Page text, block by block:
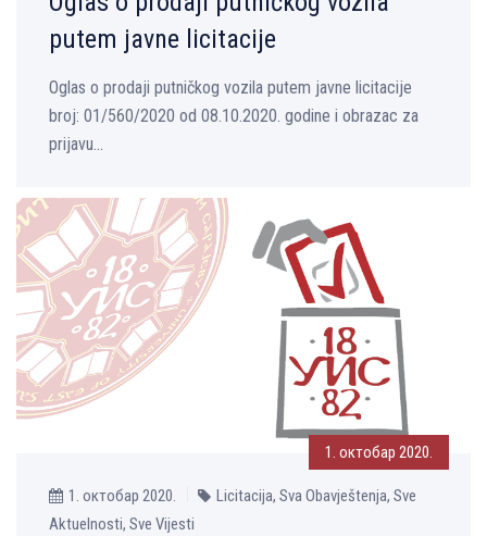
putem javne licitacije
Oglas o prodaji putničkog vozila putem javne licitacije
broj: 01/560/2020 od 08.10.2020. godine i obrazac za
prijavu...
1. октобар 2020.
1. октобар 2020.
Licitacija, Sva Obavještenja, Sve
Aktuelnosti, Sve Vijesti